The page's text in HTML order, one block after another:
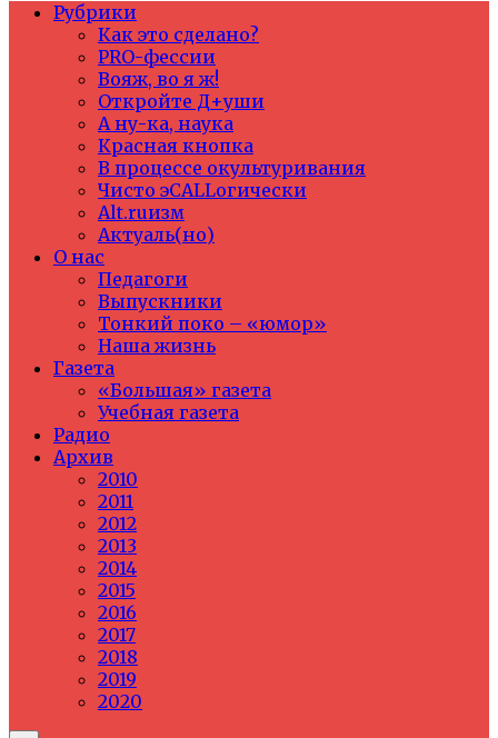
Рубрики
Как это сделано?
PRO-фессии
Вояж, во я ж!
Откройте Д+уши
А ну-ка, наука
Красная кнопка
В процессе окультуривания
Чисто эCALLогически
Alt.ruизм
Актуаль(но)
О нас
Педагоги
Выпускники
Тонкий поко – «юмор»
Наша жизнь
Газета
«Большая» газета
Учебная газета
Радио
Архив
2010
2011
2012
2013
2014
2015
2016
2017
2018
2019
2020